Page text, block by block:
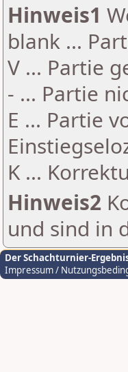
Hinweis1
blank ...
V ... Partie
- ... Partie
E ... Partie
K ...
Hinweis2
und sind in
Der Schachturnier-
Impressum /